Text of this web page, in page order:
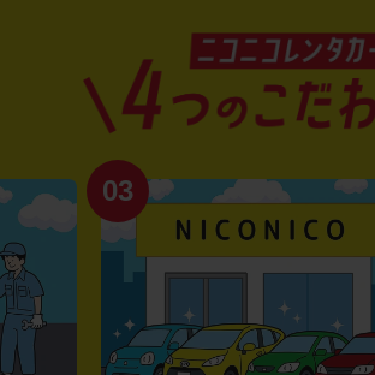
03